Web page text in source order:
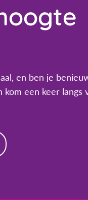
en ben je
een keer langs